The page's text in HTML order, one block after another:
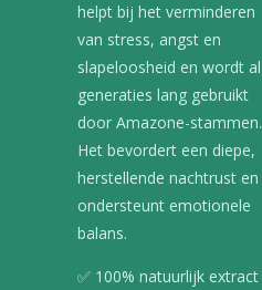
helpt bij het verminderen
van stress, angst en
slapeloosheid en wordt al
generaties lang gebruikt
door Amazone-stammen.
Het bevordert een diepe,
herstellende nachtrust en
ondersteunt emotionele
balans.
✅ 100% natuurlijk extract